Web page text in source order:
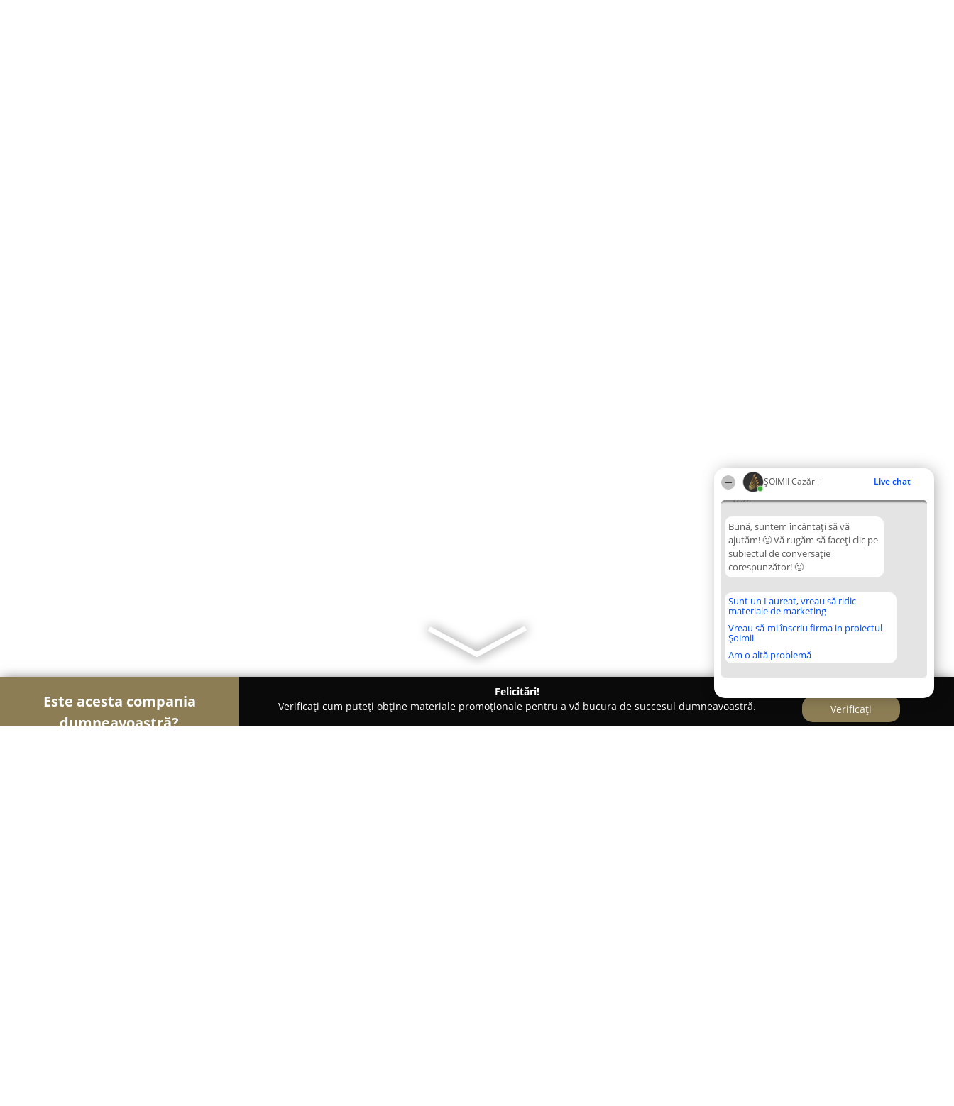
ȘOIMII Cazării Live chat
12:28
Bună, suntem încântați să vă
ajutăm! 🙂 Vă rugăm să faceți clic pe
subiectul de conversație
corespunzător! 🙂
Sunt un Laureat, vreau să ridic
materiale de marketing
Vreau să-mi înscriu firma in proiectul
Șoimii
Am o altă problemă
Este acesta compania
dumneavoastră?
Felicitări!
Verificați cum puteți obține materiale promoționale pentru a vă bucura de succesul dumneavoastră.
Verificați